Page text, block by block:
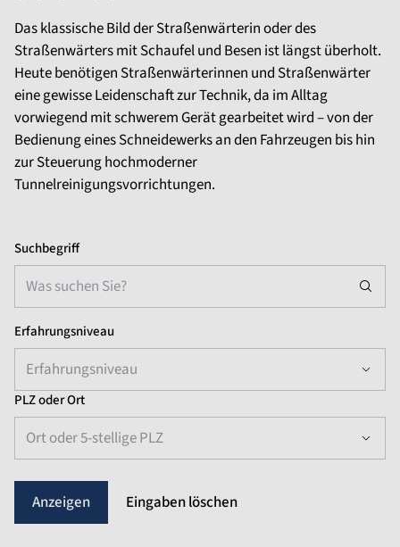
Das klassische Bild der Straßenwärterin oder des
Straßenwärters mit Schaufel und Besen ist längst überholt.
Heute benötigen Straßenwärterinnen und Straßenwärter
eine gewisse Leidenschaft zur Technik, da im Alltag
vorwiegend mit schwerem Gerät gearbeitet wird – von der
Bedienung eines Schneidewerks an den Fahrzeugen bis hin
zur Steuerung hochmoderner
Tunnelreinigungsvorrichtungen.
Suchbegriff
Erfahrungsniveau
Erfahrungsniveau
PLZ oder Ort
Ort oder 5-stellige PLZ
Eingaben löschen